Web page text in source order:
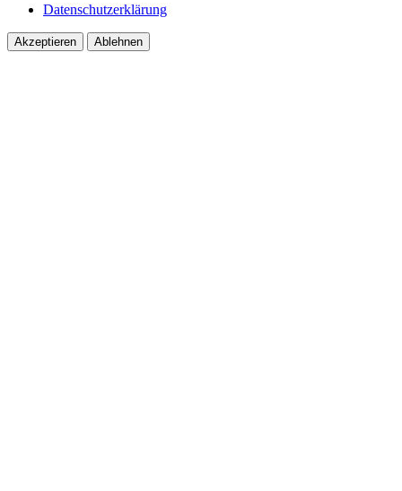
Datenschutzerklärung
Akzeptieren Ablehnen